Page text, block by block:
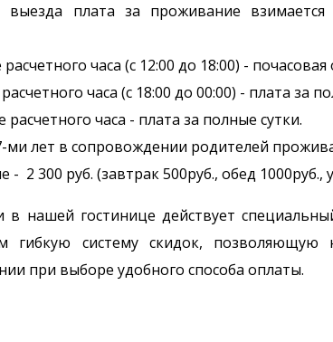
выезда плата за проживание
часа (с 12:00 до 18:00) - почасовая
часа (с 18:00 до 00:00) - плата за
расчетного часа - плата за полные сутки.
ми лет в сопровождении родителей
- 2 300 руб. (завтрак 500руб., обед 1000руб.,
нашей гостинице действует
гибкую систему скидок, позволяющую
при выборе удобного способа оплаты.